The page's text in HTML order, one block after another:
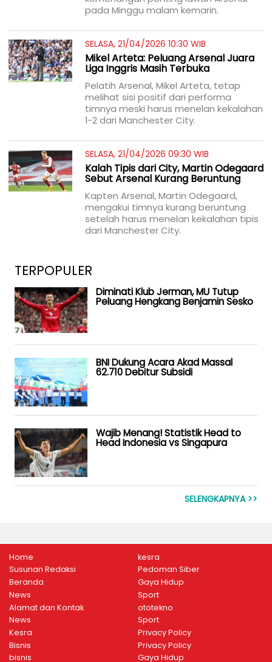
pada Minggu malam kemarin.
SELASA, 21/04/2026 10:30 WIB
Mikel Arteta: Peluang Arsenal Juara
Liga Inggris Masih Terbuka
Pelatih Arsenal, Mikel Arteta, tetap
melihat sisi positif dari performa
timnya meski harus menelan kekalahan
1-2 dari Manchester City.
SELASA, 21/04/2026 09:30 WIB
Kalah Tipis dari City, Martin Odegaard
Sebut Arsenal Kurang Beruntung
Kapten Arsenal, Martin Odegaard,
mengakui timnya kurang beruntung
setelah harus menelan kekalahan tipis
dari Manchester City.
TERPOPULER
Diminati Klub Jerman, MU Tutup
Peluang Hengkang Benjamin Sesko
BNI Dukung Acara Akad Massal
62.710 Debitur Subsidi
Wajib Menang! Statistik Head to
Head Indonesia vs Singapura
SELENGKAPNYA >>
Home
Susunan Redaksi
Beranda
News
Alamat dan Kontak
News
Kesra
Bisnis
bisnis
kesra
Pedoman Siber
Gaya Hidup
Sport
ototekno
Sport
Privacy Policy
Privacy Policy
Gaya Hidup